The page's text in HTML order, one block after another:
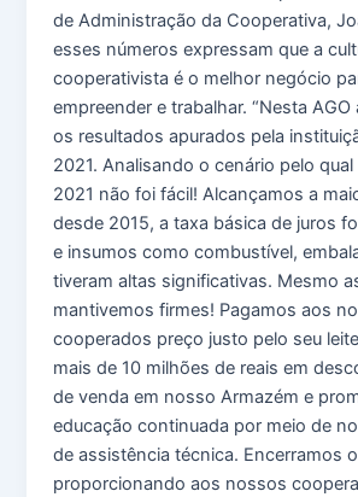
de Administração da Cooperativa,
esses números expressam que a
cooperativista é o melhor negócio
empreender e trabalhar. “Nesta
os resultados apurados pela
2021. Analisando o cenário pelo
2021 não foi fácil! Alcançamos a
desde 2015, a taxa básica de juros
e insumos como combustível,
tiveram altas significativas. Mesmo
mantivemos firmes! Pagamos aos
cooperados preço justo pelo seu
mais de 10 milhões de reais em
de venda em nosso Armazém e
educação continuada por meio de
de assistência técnica. Encerramos
proporcionando aos nossos